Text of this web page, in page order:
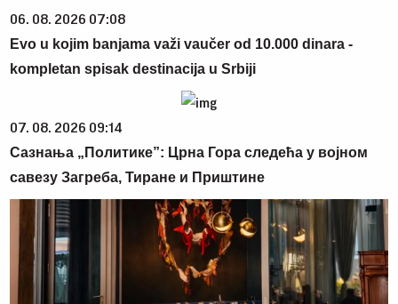
06. 08. 2026 07:08
Evo u kojim banjama važi vaučer od 10.000 dinara -
kompletan spisak destinacija u Srbiji
07. 08. 2026 09:14
Сазнања „Политике”: Црна Гора следећа у војном
савезу Загреба, Тиране и Приштине